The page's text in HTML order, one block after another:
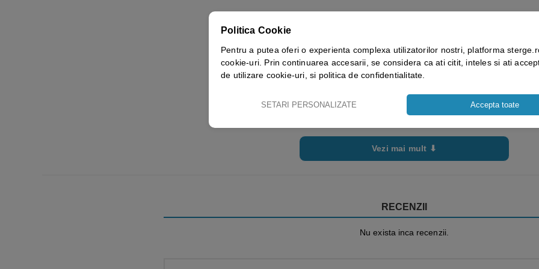
Vezi mai mult ⬇
RECENZII
Nu exista inca recenzii.
Politica Cookie
Pentru a putea oferi o experienta complexa utilizatorilor nostri, platforma
cookie-uri. Prin continuarea accesarii, se considera ca ati citit, inteles si ati
de utilizare cookie-uri, si politica de confidentialitate.
SETARI PERSONALIZATE Accepta toate